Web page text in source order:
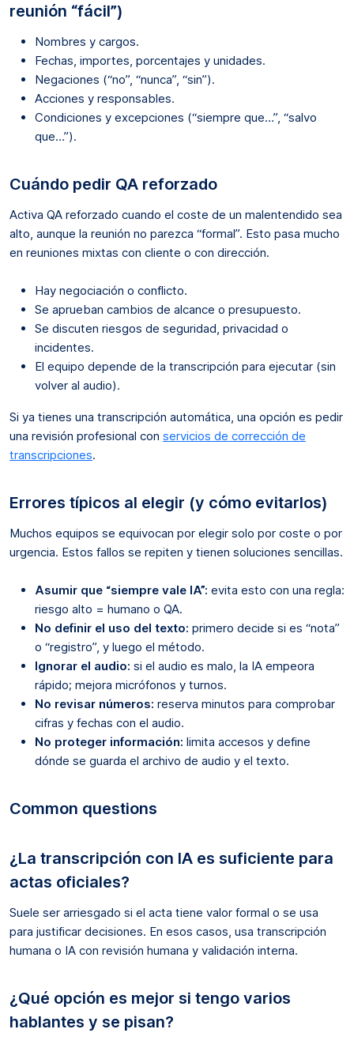
reunión “fácil”)
Nombres y cargos.
Fechas, importes, porcentajes y unidades.
Negaciones (“no”, “nunca”, “sin”).
Acciones y responsables.
Condiciones y excepciones (“siempre que…”, “salvo
que…”).
Cuándo pedir QA reforzado
Activa QA reforzado cuando el coste de un malentendido sea
alto, aunque la reunión no parezca “formal”. Esto pasa mucho
en reuniones mixtas con cliente o con dirección.
Hay negociación o conflicto.
Se aprueban cambios de alcance o presupuesto.
Se discuten riesgos de seguridad, privacidad o
incidentes.
El equipo depende de la transcripción para ejecutar (sin
volver al audio).
Si ya tienes una transcripción automática, una opción es pedir
una revisión profesional con servicios de corrección de
transcripciones.
Errores típicos al elegir (y cómo evitarlos)
Muchos equipos se equivocan por elegir solo por coste o por
urgencia. Estos fallos se repiten y tienen soluciones sencillas.
Asumir que “siempre vale IA”: evita esto con una regla:
riesgo alto = humano o QA.
No definir el uso del texto: primero decide si es “nota”
o “registro”, y luego el método.
Ignorar el audio: si el audio es malo, la IA empeora
rápido; mejora micrófonos y turnos.
No revisar números: reserva minutos para comprobar
cifras y fechas con el audio.
No proteger información: limita accesos y define
dónde se guarda el archivo de audio y el texto.
Common questions
¿La transcripción con IA es suficiente para
actas oficiales?
Suele ser arriesgado si el acta tiene valor formal o se usa
para justificar decisiones. En esos casos, usa transcripción
humana o IA con revisión humana y validación interna.
¿Qué opción es mejor si tengo varios
hablantes y se pisan?